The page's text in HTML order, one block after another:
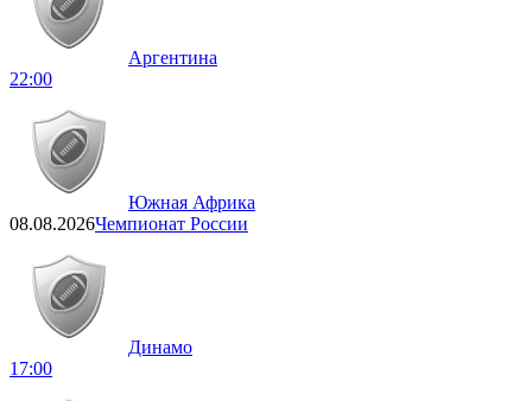
Аргентина
22:00
Южная Африка
08.08.2026Чемпионат России
Динамо
17:00